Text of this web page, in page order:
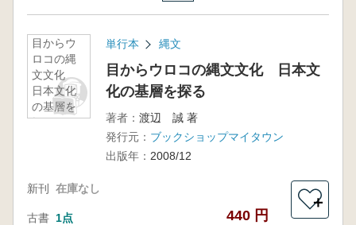
目からウ
ロコの縄
文文化
日本文化
の基層を
探る
単行本 縄文
目からウロコの縄文文化 日本文
化の基層を探る
著者： 渡辺 誠 著
発行元： ブックショップマイタウン
出版年： 2008/12
新刊 在庫なし
古書 1点 440 円
＋